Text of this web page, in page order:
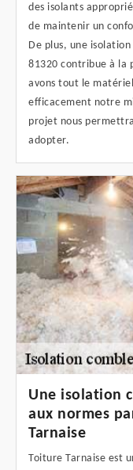
des isolants
de maintenir un
De plus, une
81320 contribue à la
avons tout le
efficacement notre
projet nous
adopter.
Une isolation
aux normes
Tarnaise
Toiture Tarnaise est